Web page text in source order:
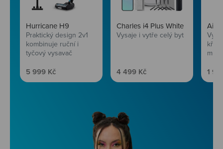
Hurricane H9
Praktický design 2v1
kombinuje ruční i
tyčový vysavač
Prodejní cena
5 999 Kč
Charles i4 Plus White
Vysaje i vytře celý byt
Prodejní cena
4 499 Kč 1